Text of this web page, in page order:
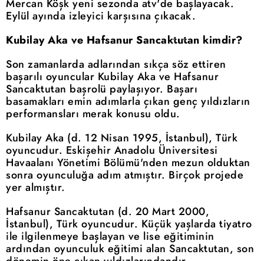
Mercan Köşk yeni sezonda atv'de başlayacak.
Eylül ayında izleyici karşısına çıkacak.
Kubilay Aka ve Hafsanur Sancaktutan kimdir?
Son zamanlarda adlarından sıkça söz ettiren
başarılı oyuncular Kubilay Aka ve Hafsanur
Sancaktutan başrolü paylaşıyor. Başarı
basamakları emin adımlarla çıkan genç yıldızların
performansları merak konusu oldu.
Kubilay Aka (d. 12 Nisan 1995, İstanbul), Türk
oyuncudur. Eskişehir Anadolu Üniversitesi
Havaalanı Yönetimi Bölümü'nden mezun olduktan
sonra oyunculuğa adım atmıştır. Birçok projede
yer almıştır.
Hafsanur Sancaktutan (d. 20 Mart 2000,
İstanbul), Türk oyuncudur. Küçük yaşlarda tiyatro
ile ilgilenmeye başlayan ve lise eğitiminin
ardından oyunculuk eğitimi alan Sancaktutan, son